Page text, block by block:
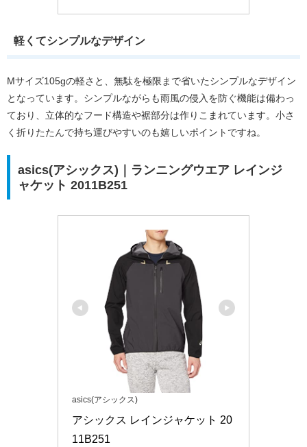
軽くてシンプルなデザイン
Mサイズ105gの軽さと、無駄を極限まで省いたシンプルなデザイン
となっています。シンプルながらも雨風の侵入を防ぐ機能は備わっ
ており、立体的なフード構造や裾部分は作りこまれています。小さ
く折りたたんで持ち運びやすいのも嬉しいポイントですね。
asics(アシックス)｜ランニングウエア レインジ
ャケット 2011B251
asics(アシックス)
アシックス レインジャケット 20